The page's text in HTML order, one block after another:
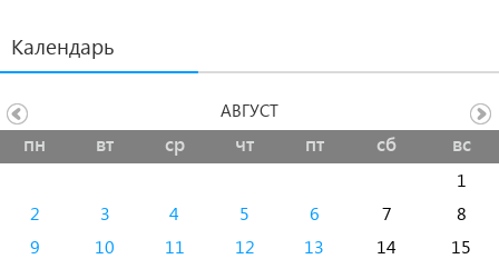
Календарь
пн вт ср чт пт сб вс
1
2
3 4 5 6 7
8
9
10 11 12 13 14
15
АВГУСТ